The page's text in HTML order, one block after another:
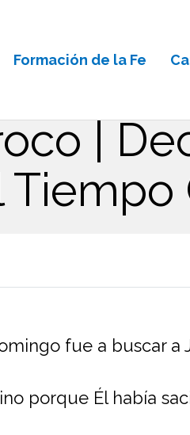
Formación de la Fe
|
fue a buscar a
porque Él había